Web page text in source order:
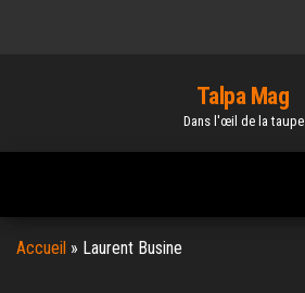
Talpa Mag
Dans l'œil de la taupe
Accueil » Laurent Busine